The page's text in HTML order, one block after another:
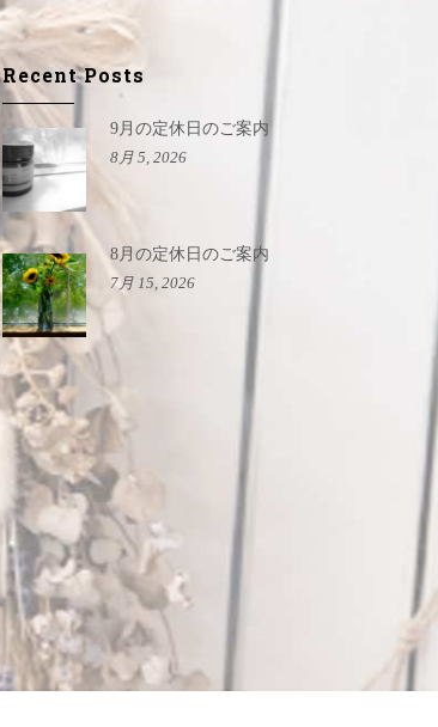
Recent Posts
9月の定休日のご案内
8月 5, 2026
8月の定休日のご案内
7月 15, 2026